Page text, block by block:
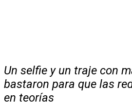
Un selfie y un traje con
bastaron para que las
en teorías